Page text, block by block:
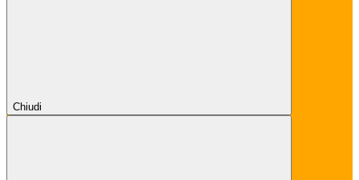
Chiudi